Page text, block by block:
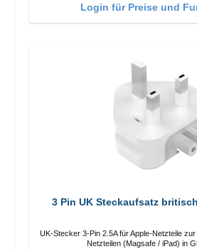
Login für Preise und
3 Pin UK Steckaufsatz
UK-Stecker 3-Pin 2.5A für Apple-Netzteile
Netzteilen (Magsafe / iPad) in